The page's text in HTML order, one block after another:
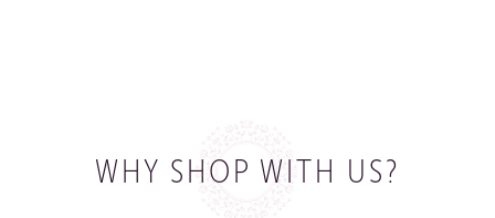
WHY SHOP WITH US?